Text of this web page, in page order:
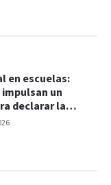
en escuelas:
un
declarar la
Entre Ríos